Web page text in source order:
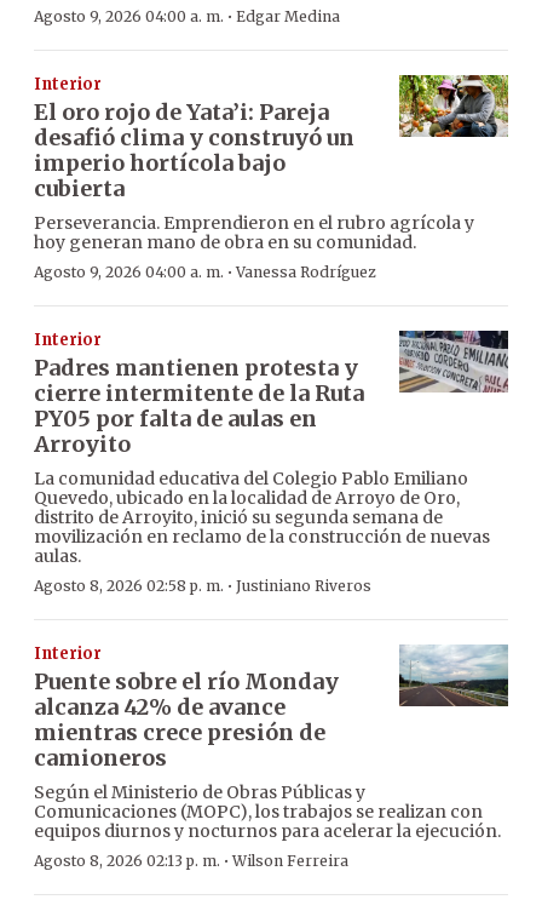
Agosto 9, 2026 04:00 a. m. · Edgar Medina
Interior
El oro rojo de Yata’i: Pareja
desafió clima y construyó un
imperio hortícola bajo
cubierta
Perseverancia. Emprendieron en el rubro agrícola y
hoy generan mano de obra en su comunidad.
Agosto 9, 2026 04:00 a. m. ·Vanessa Rodríguez
Interior
Padres mantienen protesta y
cierre intermitente de la Ruta
PY05 por falta de aulas en
Arroyito
La comunidad educativa del Colegio Pablo Emiliano
Quevedo, ubicado en la localidad de Arroyo de Oro,
distrito de Arroyito, inició su segunda semana de
movilización en reclamo de la construcción de nuevas
aulas.
Agosto 8, 2026 02:58 p. m. · Justiniano Riveros
Interior
Puente sobre el río Monday
alcanza 42% de avance
mientras crece presión de
camioneros
Según el Ministerio de Obras Públicas y
Comunicaciones (MOPC), los trabajos se realizan con
equipos diurnos y nocturnos para acelerar la ejecución.
Agosto 8, 2026 02:13 p. m. ·Wilson Ferreira